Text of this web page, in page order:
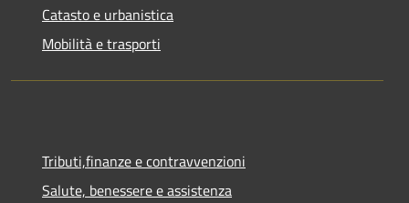
Catasto e urbanistica
Mobilità e trasporti
Tributi,finanze e contravvenzioni
Salute, benessere e assistenza